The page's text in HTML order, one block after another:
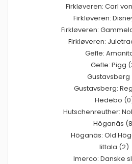
Firkløveren: Carl
Firkløveren:
Firkløveren:
Firkløveren:
Gefle:
Gefle: Pigg
Gustavsberg
Gustavsberg:
Hedebo
Hutschenreuther:
Höganäs
Höganäs: Old
Iittala (2)
Imerco: Danske